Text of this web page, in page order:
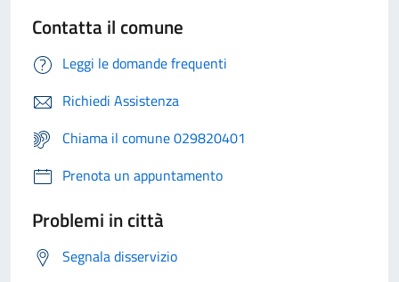
Contatta il comune
Leggi le domande frequenti
Richiedi Assistenza
Chiama il comune 029820401
Prenota un appuntamento
Problemi in città
Segnala disservizio